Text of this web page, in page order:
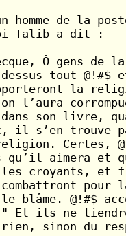
homme de la
Talib a dit :
Ô gens de
dessus tout
la
on l’aura
dans son livre,
il s’en trouve
Certes,
qu’il aimera et
les croyants, et
pour
blâme. @!#$
ils ne
sinon du